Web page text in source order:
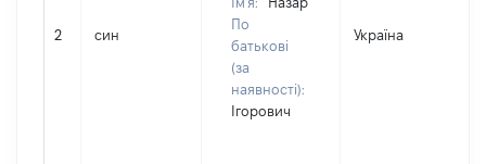
2 син
По
батькові
(за
наявності):
Ігорович
Україна